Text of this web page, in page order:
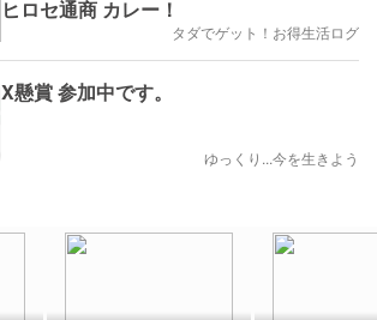
ヒロセ通商 カレー！
タダでゲット！お得生活ログ
X懸賞 参加中です。
ゆっくり...今を生きよう